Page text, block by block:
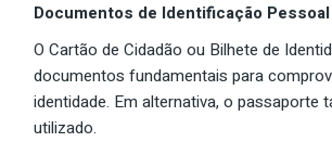
Documentos de Identificação Pessoal
O Cartão de Cidadão ou Bilhete de
documentos fundamentais para
identidade. Em alternativa, o passaporte
utilizado.